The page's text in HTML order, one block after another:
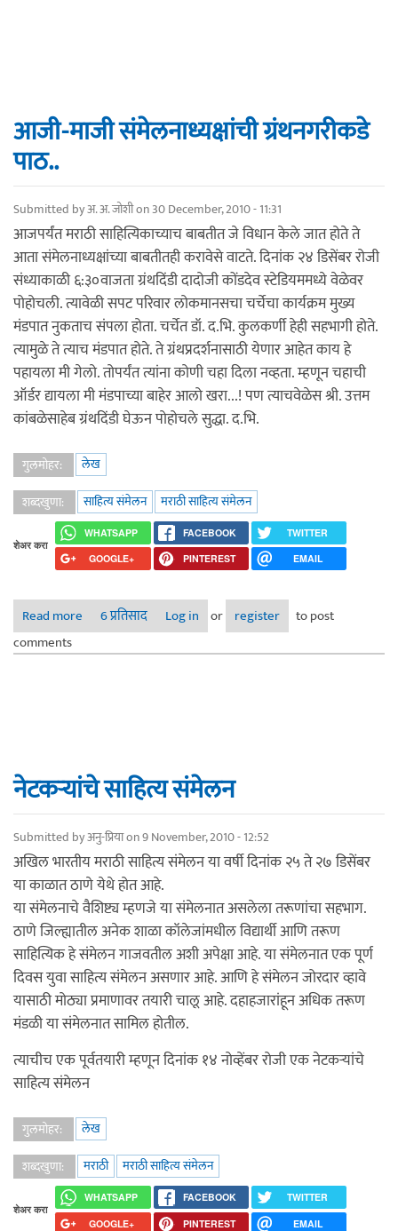
आजी-माजी संमेलनाध्यक्षांची ग्रंथनगरीकडे
पाठ..
Submitted byअ. अ. जोशीon 30 December, 2010 - 11:31
आजपर्यंत मराठी साहित्यिकाच्याच बाबतीत जे विधान केले जात होते ते
आता संमेलनाध्यक्षांच्या बाबतीतही करावेसे वाटते. दिनांक २४ डिसेंबर रोजी
संध्याकाळी ६:३०वाजता ग्रंथदिंडी दादोजी कोंडदेव स्टेडियममध्ये वेळेवर
पोहोचली. त्यावेळी सपट परिवार लोकमानसचा चर्चेचा कार्यक्रम मुख्य
मंडपात नुकताच संपला होता. चर्चेत डॉ. द.भि. कुलकर्णी हेही सहभागी होते.
त्यामुळे ते त्याच मंडपात होते. ते ग्रंथप्रदर्शनासाठी येणार आहेत काय हे
पहायला मी गेलो. तोपर्यंत त्यांना कोणी चहा दिला नव्हता. म्हणून चहाची
ऑर्डर द्यायला मी मंडपाच्या बाहेर आलो खरा...! पण त्याचवेळेस श्री. उत्तम
कांबळेसाहेब ग्रंथदिंडी घेऊन पोहोचले सुद्धा. द.भि.
गुलमोहर:
लेख
शब्दखुणा:
साहित्य संमेलन मराठी साहित्य संमेलन
शेअर करा
WHATSAPP FACEBOOK
TWITTER
GOOGLE+
PINTEREST EMAIL
Read more about आजी-माजी संमेलनाध्यक्षांची ग्रंथनगरीकडे पाठ..
6 प्रतिसाद Log in or register
to post
comments
नेटकर्‍यांचे साहित्य संमेलन
Submitted byअनु-प्रियाon 9 November, 2010 - 12:52
अखिल भारतीय मराठी साहित्य संमेलन या वर्षी दिनांक २५ ते २७ डिसेंबर
या काळात ठाणे येथे होत आहे.
या संमेलनाचे वैशिष्ट्य म्हणजे या संमेलनात असलेला तरूणांचा सहभाग.
ठाणे जिल्ह्यातील अनेक शाळा कॉलेजांमधील विद्यार्थी आणि तरूण
साहित्यिक हे संमेलन गाजवतील अशी अपेक्षा आहे. या संमेलनात एक पूर्ण
दिवस युवा साहित्य संमेलन असणार आहे. आणि हे संमेलन जोरदार व्हावे
यासाठी मोठ्या प्रमाणावर तयारी चालू आहे. दहाहजारांहून अधिक तरूण
मंडळी या संमेलनात सामिल होतील.
त्याचीच एक पूर्वतयारी म्हणून दिनांक १४ नोव्हेंबर रोजी एक नेटकर्‍यांचे
साहित्य संमेलन
गुलमोहर:
लेख
शब्दखुणा:
मराठी मराठी साहित्य संमेलन
शेअर करा
WHATSAPP FACEBOOK
TWITTER
GOOGLE+
PINTEREST EMAIL